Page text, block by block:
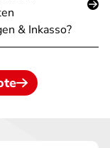
& Inkasso?